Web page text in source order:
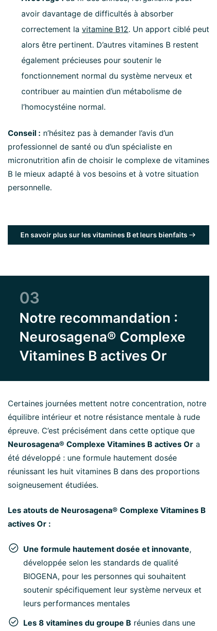
avoir davantage de difficultés à absorber
correctement la vitamine B12. Un apport ciblé peut
alors être pertinent. D’autres vitamines B restent
également précieuses pour soutenir le
fonctionnement normal du système nerveux et
contribuer au maintien d’un métabolisme de
l’homocystéine normal.
Conseil : n’hésitez pas à demander l’avis d’un
professionnel de santé ou d’un spécialiste en
micronutrition afin de choisir le complexe de vitamines
B le mieux adapté à vos besoins et à votre situation
personnelle.
En savoir plus sur les vitamines B et leurs bienfaits
03
Notre recommandation :
Neurosagena® Complexe
Vitamines B actives Or
Certaines journées mettent notre concentration, notre
équilibre intérieur et notre résistance mentale à rude
épreuve. C’est précisément dans cette optique que
Neurosagena® Complexe Vitamines B actives Or a
été développé : une formule hautement dosée
réunissant les huit vitamines B dans des proportions
soigneusement étudiées.
Les atouts de Neurosagena® Complexe Vitamines B
actives Or :
Une formule hautement dosée et innovante,
développée selon les standards de qualité
BIOGENA, pour les personnes qui souhaitent
soutenir spécifiquement leur système nerveux et
leurs performances mentales
Les 8 vitamines du groupe B réunies dans une